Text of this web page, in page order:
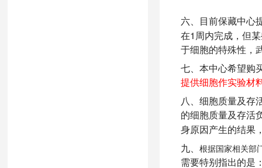
六、
目前保藏中心
在1 周内完成，但
于细胞的特殊性，
七、 本中心希望购
提供细胞作实验材
八、细胞质量及存
的细胞质量及存活
身原因产生的结果
九、 根据国家相关部
需要特别指出的是